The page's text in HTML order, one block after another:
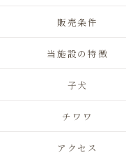
販売条件
当施設の特徴
子犬
チワワ
アクセス